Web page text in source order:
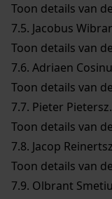
Toon details van
7.5. Jacobus
Toon details van
7.6. Adriaen
Toon details van
7.7. Pieter
Toon details van
7.8. Jacop Reinertsz
Toon details van
7.9. Olbrant